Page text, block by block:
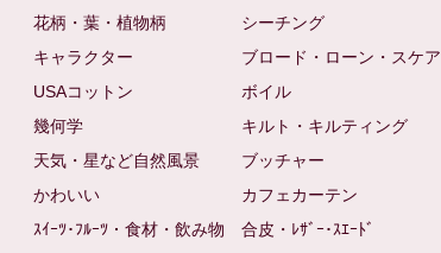
花柄・葉・植物柄
キャラクター
USAコットン
幾何学
天気・星など自然風景
かわいい
ｽｲｰﾂ･ﾌﾙｰﾂ・食材・飲み物
シーチング
ブロード・ローン・スケア
ボイル
キルト・キルティング
ブッチャー
カフェカーテン
合皮・ﾚｻﾞｰ･ｽｴｰﾄﾞ